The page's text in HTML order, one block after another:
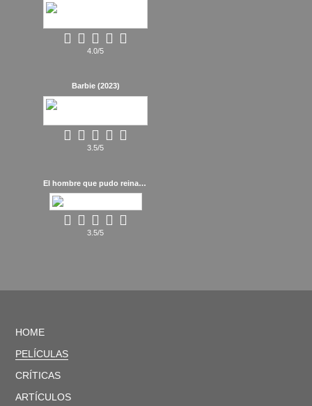
4.0/5
Barbie (2023)
3.5/5
El hombre que pudo reinar (1975)
3.5/5
HOME
PELÍCULAS
CRÍTICAS
ARTÍCULOS